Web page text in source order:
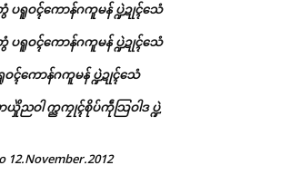
ရူဝၚ်ကောန်ဂကူမန် ပ္ဍဲဍုၚ်သေံ
ရူဝၚ်ကောန်ဂကူမန် ပ္ဍဲဍုၚ်သေံ
ကောန်ဂကူမန် ပ္ဍဲဍုၚ်သေံ
ာယှိုဲညဝါ က္ညကၠုၚ်စိုပ်ကဵုသြဝါဒ ပ္ဍဲ
12.November.2012